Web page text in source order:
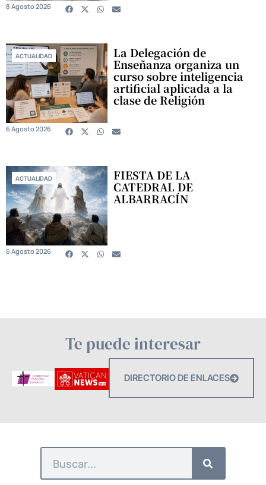
8 Agosto 2026
ACTUALIDAD La Delegación de
Enseñanza organiza un
curso sobre inteligencia
artificial aplicada a la
clase de Religión
6 Agosto 2026
ACTUALIDAD FIESTA DE LA
CATEDRAL DE
ALBARRACÍN
6 Agosto 2026
Te puede interesar
DIRECTORIO DE ENLACES